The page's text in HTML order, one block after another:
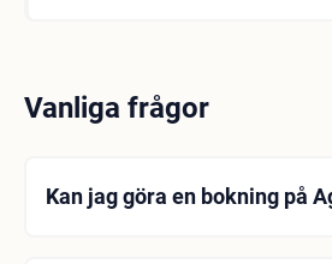
Vanliga frågor
Kan jag göra en bokning på